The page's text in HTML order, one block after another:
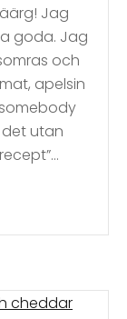
Jag
goda. Jag
och
apelsin
utan